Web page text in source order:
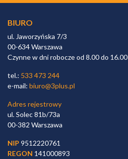
BIURO
ul. Jaworzyńska 7/3
00-634 Warszawa
Czynne w dni robocze od 8.00 do 16.00
tel.: 533 473 244
e-mail: biuro@3plus.pl
Adres rejestrowy
ul. Solec 81b/73a
00-382 Warszawa
NIP 9512220761
REGON 141000893